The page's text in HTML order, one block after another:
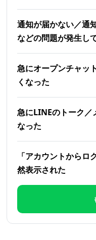
通知が届かない／通
などの問題が発生し
急にオープンチャッ
くなった
急にLINEのトーク／
なった
「アカウントから
然表示された